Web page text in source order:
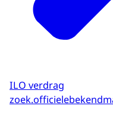
ILO verdrag